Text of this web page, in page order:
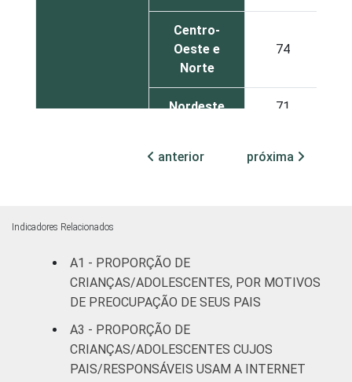
Centro-
Oeste e
Norte
74
Nordeste 71
DOS PAIS OU
RESPONSÁVEIS
Fundamental
I
Médio ou
anterior próxima
Indicadores Relacionados
A1 - PROPORÇÃO DE
CRIANÇAS/ADOLESCENTES, POR MOTIVOS
DE PREOCUPAÇÃO DE SEUS PAIS
A3 - PROPORÇÃO DE
CRIANÇAS/ADOLESCENTES CUJOS
PAIS/RESPONSÁVEIS USAM A INTERNET